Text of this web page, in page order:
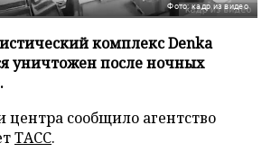
Фото: кадр из видео
комплекс Denka
уничтожен после ночных
сообщило агентство
ТАСС.